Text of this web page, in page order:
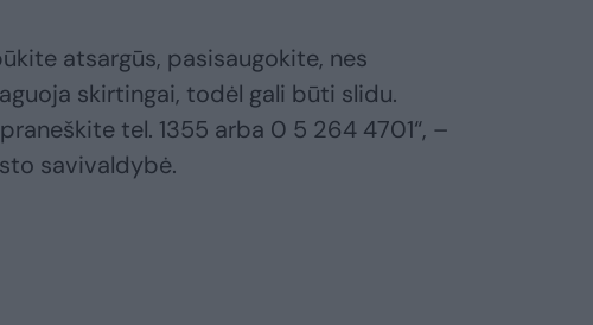
atsargūs, pasisaugokite, nes
skirtingai, todėl gali būti slidu.
tel. 1355 arba 0 5 264 4701“, –
savivaldybė.